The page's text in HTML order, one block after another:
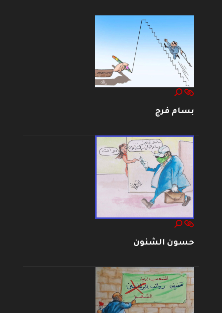
بسام فرج
حسون الشنون